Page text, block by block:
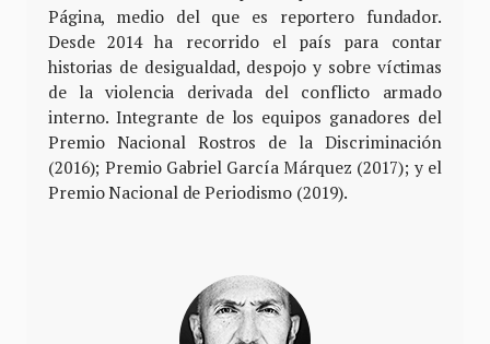
Página, medio del que es reportero fundador.
Desde 2014 ha recorrido el país para contar
historias de desigualdad, despojo y sobre víctimas
de la violencia derivada del conflicto armado
interno. Integrante de los equipos ganadores del
Premio Nacional Rostros de la Discriminación
(2016); Premio Gabriel García Márquez (2017); y el
Premio Nacional de Periodismo (2019).